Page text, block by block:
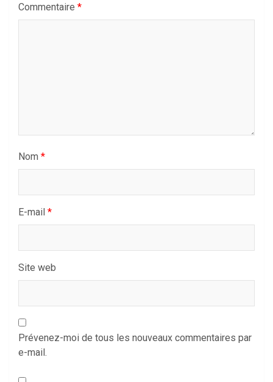
Commentaire *
Nom *
E-mail *
Site web
Prévenez-moi de tous les nouveaux commentaires par
e-mail.